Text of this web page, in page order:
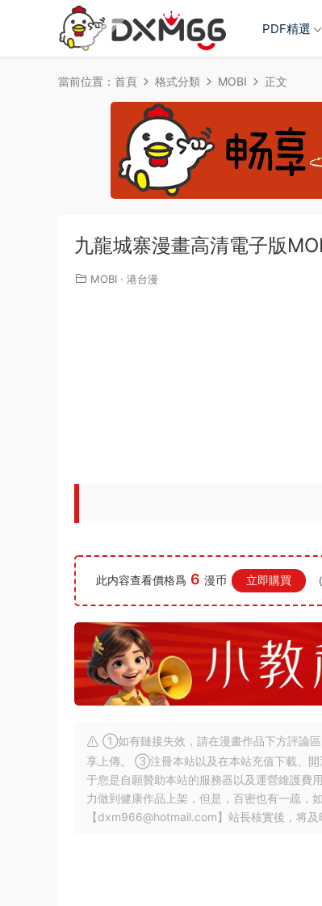
PDF精選
當前位置： 首頁 格式分類 MOBI 正文
九龍城寨漫畫高清電子版
MOBI · 港台漫
此内容查看價格爲 6 漫币 立即購買
①如有鏈接失效，請在漫畫作品下方評論
享上傳。 ③注冊本站以及在本站充值下載、開
于您是自願贊助本站的服務器以及運營維護
力做到健康作品上架，但是，百密也有一疏，
【dxm966@hotmail.com】站長核實後，将